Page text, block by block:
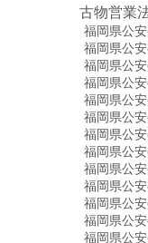
古物営業
福岡県公
福岡県公
福岡県公
福岡県公
福岡県公
福岡県公
福岡県公
福岡県公
福岡県公
福岡県公
福岡県公
福岡県公
福岡県公